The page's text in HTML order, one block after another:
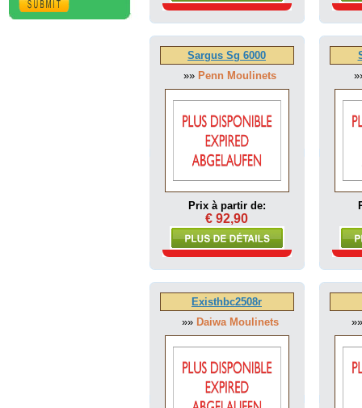
Sargus Sg 6000
»» Penn Moulinets
Prix à partir de:
€ 92,90
Existhbc2508r
»» Daiwa Moulinets